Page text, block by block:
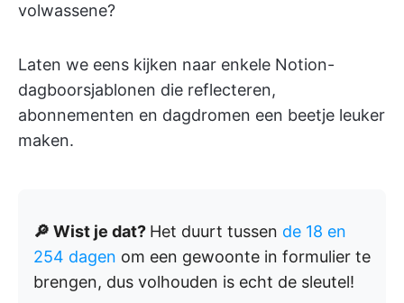
volwassene?
Laten we eens kijken naar enkele Notion-
dagboorsjablonen die reflecteren,
abonnementen en dagdromen een beetje leuker
maken.
🔎 Wist je dat? Het duurt tussen de 18 en
254 dagen om een gewoonte in formulier te
brengen, dus volhouden is echt de sleutel!